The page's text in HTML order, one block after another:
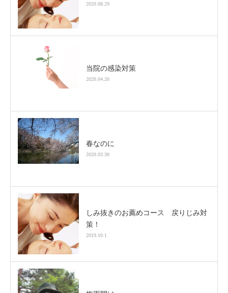
2020.08.29
当院の感染対策
2020.04.20
春なのに
2020.03.30
しみ抜きのお薦めコース 戻りじみ対
策！
2019.10.1